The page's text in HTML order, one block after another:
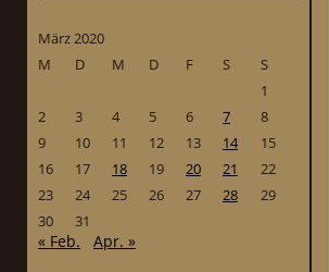
März 2020
M
D M D F S
S
1
2
3 4 5 6 7
8
9
10 11 12 13 14
15
16
17 18 19 20 21
22
23
24 25 26 27 28
29
30
31
« Feb. Apr. »